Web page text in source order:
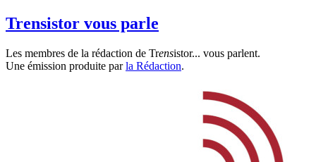
Trensistor vous parle
Les membres de la rédaction de Trensistor... vous parlent.
Une émission produite parla Rédaction.